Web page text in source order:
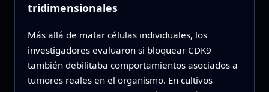
tridimensionales
Más allá de matar células individuales, los
investigadores evaluaron si bloquear CDK9
también debilitaba comportamientos asociados a
tumores reales en el organismo. En cultivos